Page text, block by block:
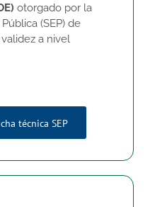
otorgado por la
(SEP) de
a nivel
técnica SEP